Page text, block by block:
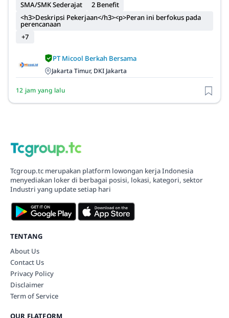
SMA/SMK Sederajat
2 Benefit
<h3>Deskripsi Pekerjaan</h3><p>Peran ini berfokus pada
perencanaan
+7
PT Micool Berkah Bersama
Jakarta Timur, DKI Jakarta
12 jam yang lalu
Tcgroup.tc merupakan platform lowongan kerja Indonesia
menyediakan loker di berbagai posisi, lokasi, kategori, sektor
Industri yang update setiap hari
TENTANG
About Us
Contact Us
Privacy Policy
Disclaimer
Term of Service
OUR FLATFORM